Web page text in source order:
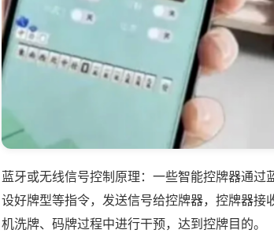
蓝牙或无线信号控制原理：一些智能控牌器通
设好牌型等指令，发送信号给控牌器，控牌器
机洗牌、码牌过程中进行干预，达到控牌目的。